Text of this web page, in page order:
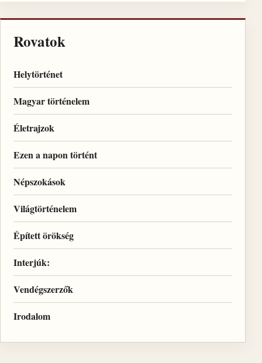
Rovatok
Helytörténet
Magyar történelem
Életrajzok
Ezen a napon történt
Népszokások
Világtörténelem
Épített örökség
Interjúk:
Vendégszerzők
Irodalom